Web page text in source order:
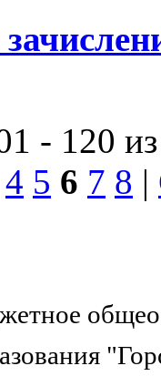
- 120
4 5 6 7 8 |